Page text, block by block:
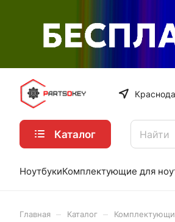
Каталог
НоутбукиКомплектующие для
Главная Каталог